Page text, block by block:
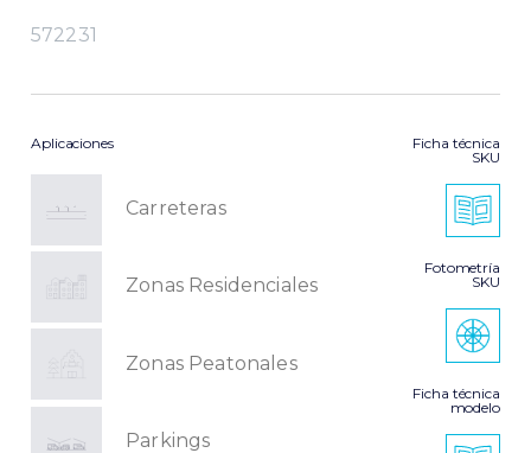
572231
Aplicaciones
Carreteras
Zonas Residenciales
Zonas Peatonales
Parkings
Ficha técnica
SKU
Fotometría
SKU
Ficha técnica
modelo